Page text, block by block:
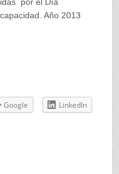
Año 2013
Google
LinkedIn